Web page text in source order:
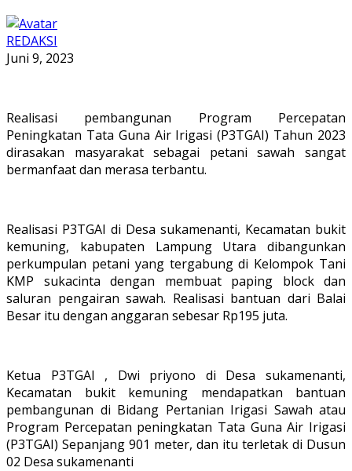
REDAKSI
Juni 9, 2023
Realisasi pembangunan Program Percepatan
Peningkatan Tata Guna Air Irigasi (P3TGAI) Tahun 2023
dirasakan masyarakat sebagai petani sawah sangat
bermanfaat dan merasa terbantu.
Realisasi P3TGAI di Desa sukamenanti, Kecamatan bukit
kemuning, kabupaten Lampung Utara dibangunkan
perkumpulan petani yang tergabung di Kelompok Tani
KMP sukacinta dengan membuat paping block dan
saluran pengairan sawah. Realisasi bantuan dari Balai
Besar itu dengan anggaran sebesar Rp195 juta.
Ketua P3TGAI , Dwi priyono di Desa sukamenanti,
Kecamatan bukit kemuning mendapatkan bantuan
pembangunan di Bidang Pertanian Irigasi Sawah atau
Program Percepatan peningkatan Tata Guna Air Irigasi
(P3TGAI) Sepanjang 901 meter, dan itu terletak di Dusun
02 Desa sukamenanti